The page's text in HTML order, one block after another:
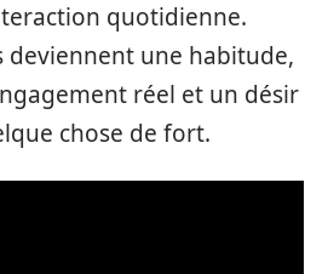
quotidienne.
deviennent une habitude,
réel et un désir
chose de fort.